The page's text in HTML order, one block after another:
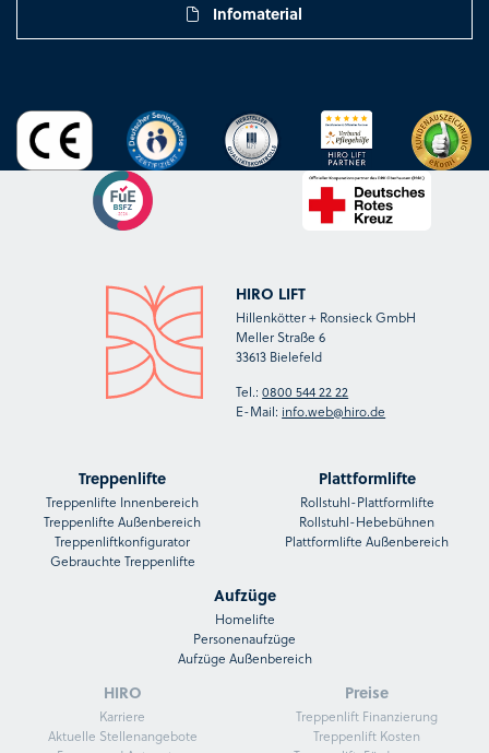
Infomaterial
HIRO LIFT
Hillenkötter + Ronsieck GmbH
Meller Straße 6
33613 Bielefeld
Tel.:0800 544 22 22
E-Mail: info.web@hiro.de
Treppenlifte
Treppenlifte Innenbereich
Treppenlifte Außenbereich
Treppenliftkonfigurator
Gebrauchte Treppenlifte
Plattformlifte
Rollstuhl-Plattformlifte
Rollstuhl-Hebebühnen
Plattformlifte Außenbereich
Aufzüge
Homelifte
Personenaufzüge
Aufzüge Außenbereich
HIRO
Karriere
Aktuelle Stellenangebote
Preise
Treppenlift Finanzierung
Treppenlift Kosten